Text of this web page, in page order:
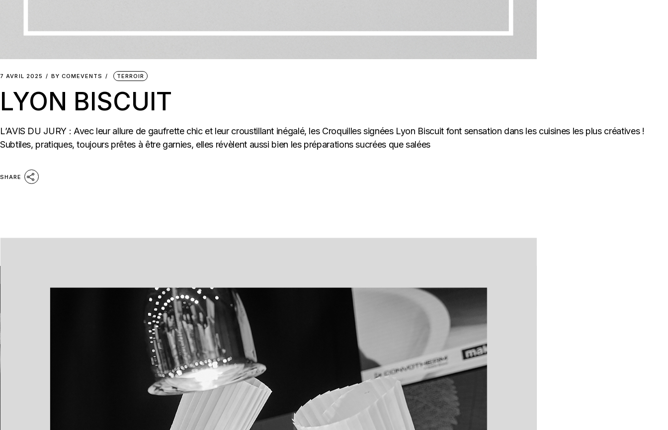
7 AVRIL 2025 BY COMEVENTS TERROIR
LYON BISCUIT
L’AVIS DU JURY : Avec leur allure de gaufrette chic et leur croustillant inégalé, les Croquilles signées Lyon Biscuit font sensation dans les cuisines les plus créatives !
Subtiles, pratiques, toujours prêtes à être garnies, elles révèlent aussi bien les préparations sucrées que salées
SHARE